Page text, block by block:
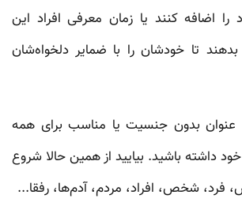
را اضافه کنند یا زمان معرفی افراد این
تا خودشان را با ضمایر دلخواه‌شان
عنوان بدون جنسیت یا مناسب برای همه‌
داشته باشید. بیایید از همین حالا شروع
فرد، شخص، افراد، مردم، آدم‌ها، رفقا...